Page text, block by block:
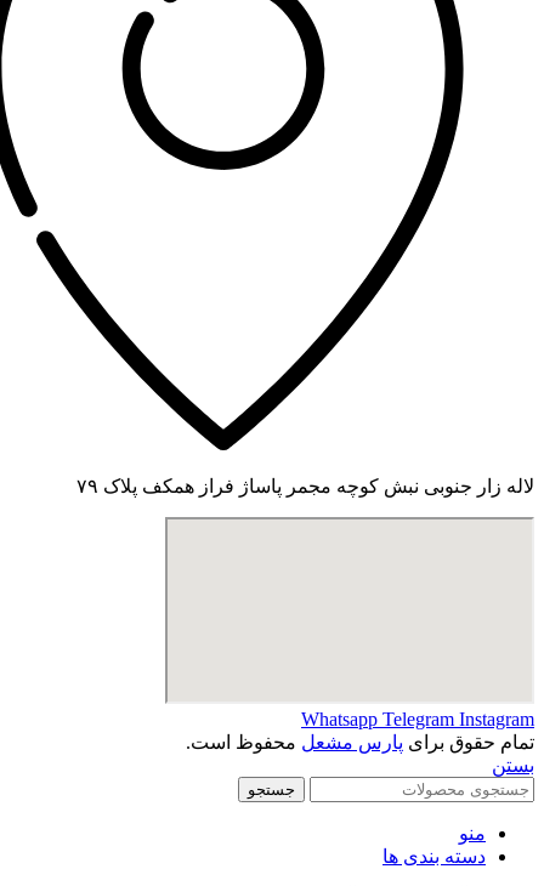
لاله زار جنوبی نبش کوچه مجمر پاساژ فراز همکف پلاک ۷۹
Whatsapp Telegram Instagram
تمام حقوق برای پارس مشعل محفوظ است.
بستن
جستجو
منو
دسته بندی ها